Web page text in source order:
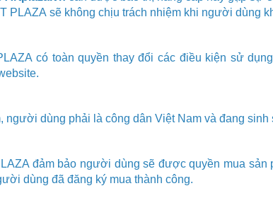
PLAZA sẽ không chịu trách nhiệm khi người dùng
có toàn quyền thay đổi các điều kiện sử
người dùng phải là công dân Việt Nam và đang sinh
đảm bảo người dùng sẽ được quyền mua sản
dùng đã đăng ký mua thành công.